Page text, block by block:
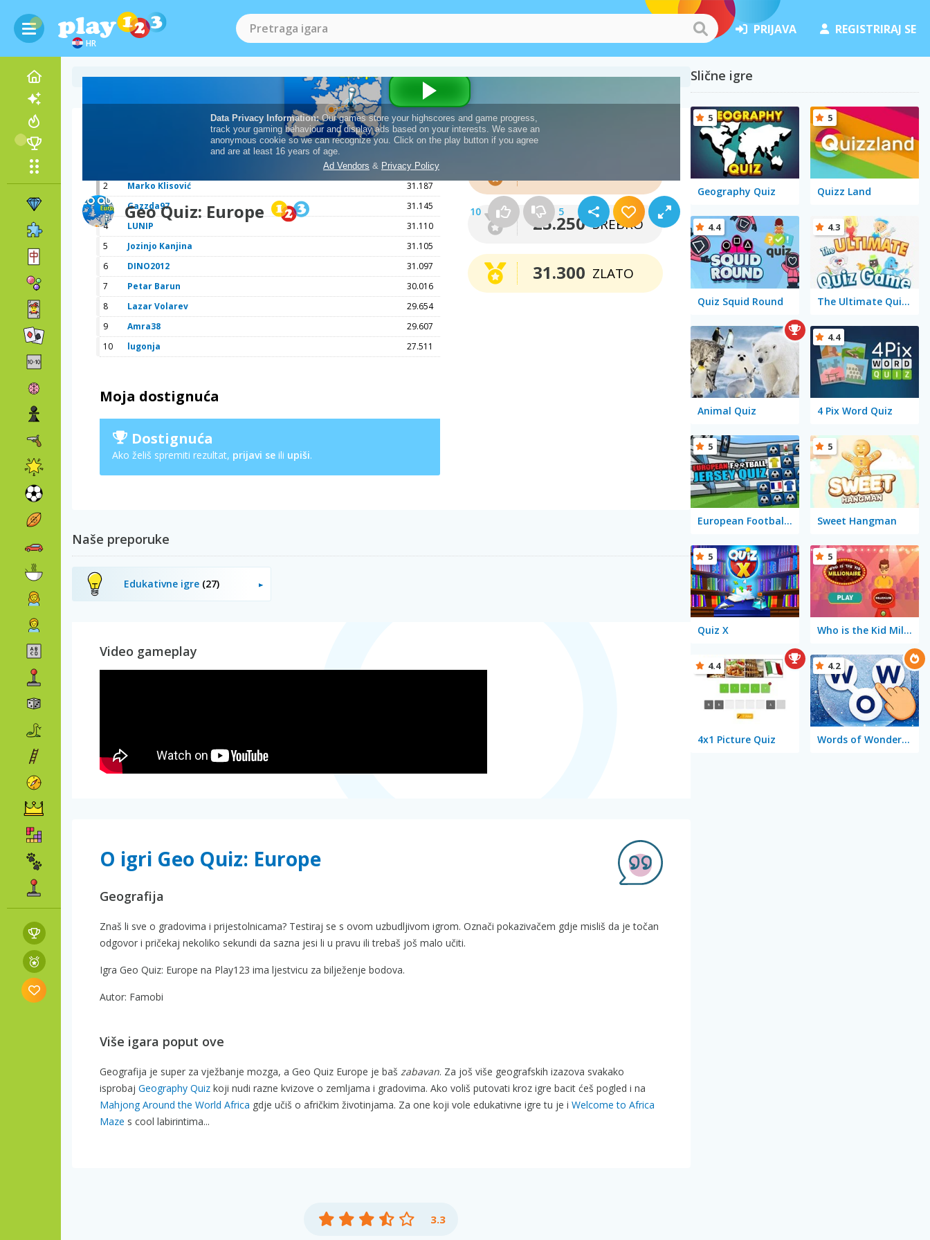
HR
PRIJAVA REGISTRIRAJ SE
Geo Quiz: Europe 10 5
31.198
2
Marko Klisović
31.187
3
Gazzda97
31.145
4
LUNIP
31.110
5
Jozinjo Kanjina
31.105
6
DINO2012
31.097
7
Petar Barun
30.016
8
Lazar Volarev
29.654
9
Amra38
29.607
10
lugonja 27.511
Moja dostignuća
Dostignuća
Ako želiš spremiti rezultat, prijavi se ili upiši.
Broj bodova za medalju
SREBRO
25.250
ZLATO
31.300
Naše preporuke
Edukativne igre (27)
Video gameplay
O igri Geo Quiz: Europe
Geografija
Znaš li sve o gradovima i prijestolnicama? Testiraj se s ovom uzbudljivom igrom. Označi pokazivačem gdje misliš da je točan
odgovor i pričekaj nekoliko sekundi da sazna jesi li u pravu ili trebaš još malo učiti.
Igra Geo Quiz: Europe na Play123 ima ljestvicu za bilježenje bodova.
Autor: Famobi
Više igara poput ove
Geografija je super za vježbanje mozga, a Geo Quiz Europe je baš zabavan. Za još više geografskih izazova svakako
isprobaj Geography Quiz koji nudi razne kvizove o zemljama i gradovima. Ako voliš putovati kroz igre bacit ćeš pogled i na
Mahjong Around the World Africa gdje učiš o afričkim životinjama. Za one koji vole edukativne igre tu je i Welcome to Africa
Maze s cool labirintima...
3.3
Slične igre
Geography Quiz
5
Quizz Land
5
Quiz Squid Round
4.4
The Ultimate Quiz Game
4.3
Animal Quiz 4 Pix Word Quiz
4.4
European Football Jersey Quiz
5
Sweet Hangman
5
Quiz X
5
Who is the Kid Millionaire
5
4x1 Picture Quiz
4.4
Words of Wonders - WOW
4.2